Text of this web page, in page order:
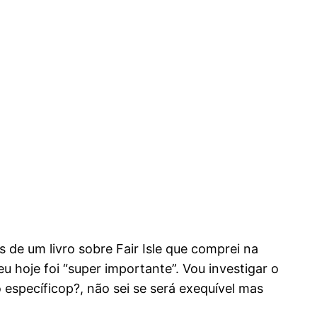
um livro sobre Fair Isle que comprei na
hoje foi “super importante”. Vou investigar o
não sei se será exequível mas